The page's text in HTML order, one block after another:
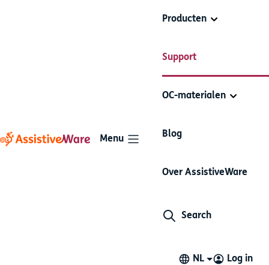
Menu
Producten
Support
OC-materialen
Blog
Over AssistiveWare
Search
NL Log in
Proloquo2Go
Problemen
Als je een map niet kunt verlaten maar alle knoppen
gebeurt, zie je dat de Start-knop grijs is op de onderste